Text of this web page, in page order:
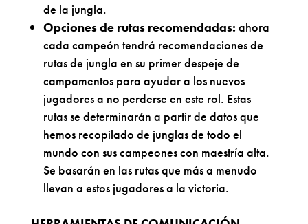
de la jungla.
Opciones de rutas recomendadas: ahora
cada campeón tendrá recomendaciones de
rutas de jungla en su primer despeje de
campamentos para ayudar a los nuevos
jugadores a no perderse en este rol. Estas
rutas se determinarán a partir de datos que
hemos recopilado de junglas de todo el
mundo con sus campeones con maestría alta.
Se basarán en las rutas que más a menudo
llevan a estos jugadores a la victoria.